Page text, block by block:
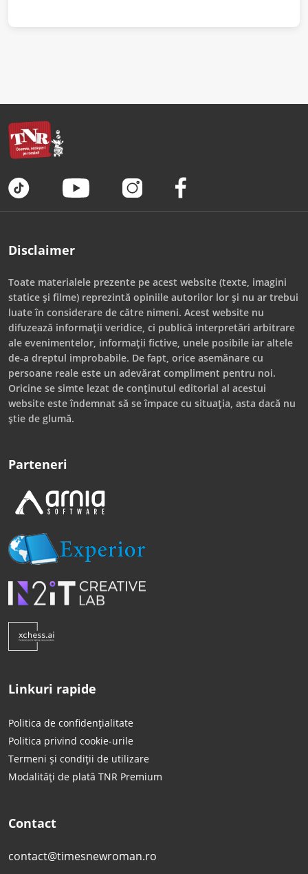
Disclaimer
Toate materialele prezente pe acest website (texte, imagini
statice și filme) reprezintă opiniile autorilor lor și nu ar trebui
luate în considerare de către nimeni. Acest website nu
difuzează informații veridice, ci publică interpretări arbitrare
ale evenimentelor, informații fictive, unele posibile iar altele
de-a dreptul improbabile. De fapt, orice asemănare cu
persoane reale este un adevărat compliment pentru noi.
Oricine se simte lezat de conținutul editorial al acestui
website este îndemnat să se împace cu situația, asta dacă nu
știe de glumă.
Parteneri
Linkuri rapide
Politica de confidențialitate
Politica privind cookie-urile
Termeni și condiții de utilizare
Modalități de plată TNR Premium
Contact
contact@timesnewroman.ro